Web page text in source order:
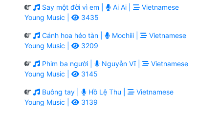
Say một đời vì em | Ai Ai |
Vietnamese
Young Music |
3435
Cánh hoa héo tàn | Mochiii |
Vietnamese
Young Music |
3209
Phim ba người | Nguyễn Vĩ |
Vietnamese
Young Music |
3145
Buông tay | Hồ Lệ Thu |
Vietnamese
Young Music |
3139